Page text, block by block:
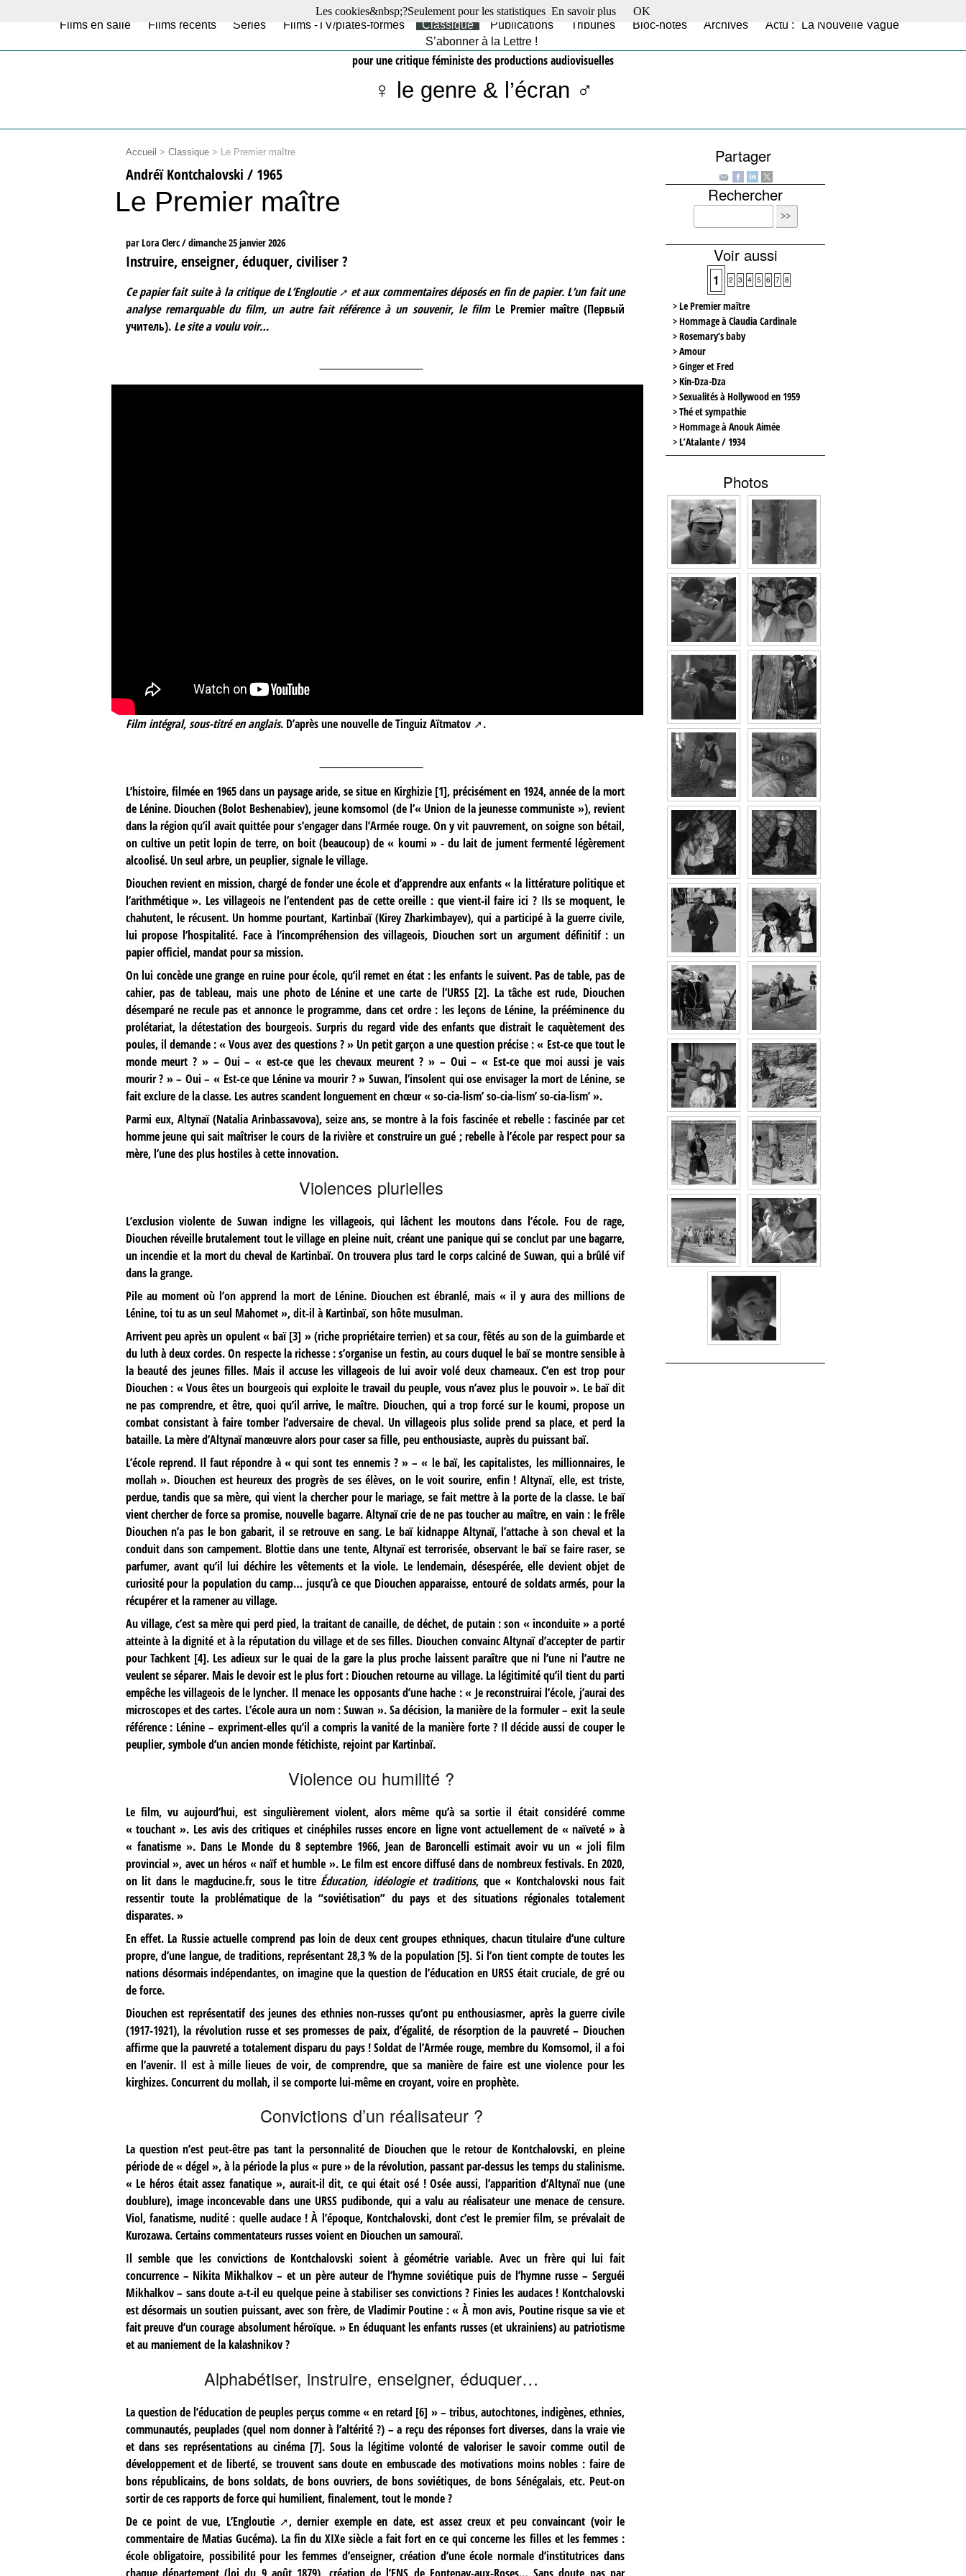
Films en salle Films récents Séries Films -TV/plates-formes Classique Publications Tribunes Bloc-notes Archives
Actu : "La Nouvelle Vague"
S’abonner à la Lettre !
pour une critique féministe des productions audiovisuelles
♀ le genre & l’écran ♂
Accueil > Classique> Le Premier maître
Andréï Kontchalovski / 1965
Le Premier maître
par Lora Clerc /dimanche 25 janvier 2026
Instruire, enseigner, éduquer, civiliser ?
Ce papier fait suite à la critique deL’Engloutie
et aux commentaires déposés en fin de papier. L’un fait une
analyse remarquable du film, un autre fait référence à un souvenir, le filmLe Premier maître (Первый
учитель). Le site a voulu voir…
Film intégral, sous-titré en anglais. D’après une nouvelle deTinguiz Aïtmatov .
L’histoire, filmée en 1965 dans un paysage aride, se situe en Kirghizie[1], précisément en 1924, année de la mort
de Lénine. Diouchen (Bolot Beshenabiev), jeune komsomol (de l’« Union de la jeunesse communiste »), revient
dans la région qu’il avait quittée pour s’engager dans l’Armée rouge. On y vit pauvrement, on soigne son bétail,
on cultive un petit lopin de terre, on boit (beaucoup) de « koumi » - du lait de jument fermenté légèrement
alcoolisé. Un seul arbre, un peuplier, signale le village.
Diouchen revient en mission, chargé de fonder une école et d’apprendre aux enfants « la littérature politique et
l’arithmétique ». Les villageois ne l’entendent pas de cette oreille : que vient-il faire ici ? Ils se moquent, le
chahutent, le récusent. Un homme pourtant, Kartinbaï (Kirey Zharkimbayev), qui a participé à la guerre civile,
lui propose l’hospitalité. Face à l’incompréhension des villageois, Diouchen sort un argument définitif : un
papier officiel, mandat pour sa mission.
On lui concède une grange en ruine pour école, qu’il remet en état : les enfants le suivent. Pas de table, pas de
cahier, pas de tableau, mais une photo de Lénine et une carte de l’URSS[2]. La tâche est rude, Diouchen
désemparé ne recule pas et annonce le programme, dans cet ordre : les leçons de Lénine, la prééminence du
prolétariat, la détestation des bourgeois. Surpris du regard vide des enfants que distrait le caquètement des
poules, il demande : « Vous avez des questions ? » Un petit garçon a une question précise : « Est-ce que tout le
monde meurt ? » – Oui – « est-ce que les chevaux meurent ? » – Oui – « Est-ce que moi aussi je vais
mourir ? » – Oui – « Est-ce que Lénine va mourir ? » Suwan, l’insolent qui ose envisager la mort de Lénine, se
fait exclure de la classe. Les autres scandent longuement en chœur « so-cia-lism’ so-cia-lism’ so-cia-lism’ ».
Parmi eux, Altynaï (Natalia Arinbassavova), seize ans, se montre à la fois fascinée et rebelle : fascinée par cet
homme jeune qui sait maîtriser le cours de la rivière et construire un gué ; rebelle à l’école par respect pour sa
mère, l’une des plus hostiles à cette innovation.
Violences plurielles
L’exclusion violente de Suwan indigne les villageois, qui lâchent les moutons dans l’école. Fou de rage,
Diouchen réveille brutalement tout le village en pleine nuit, créant une panique qui se conclut par une bagarre,
un incendie et la mort du cheval de Kartinbaï. On trouvera plus tard le corps calciné de Suwan, qui a brûlé vif
dans la grange.
Pile au moment où l’on apprend la mort de Lénine. Diouchen est ébranlé, mais « il y aura des millions de
Lénine, toi tu as un seul Mahomet », dit-il à Kartinbaï, son hôte musulman.
Arrivent peu après un opulent « baï[3] » (riche propriétaire terrien) et sa cour, fêtés au son de la guimbarde et
du luth à deux cordes. On respecte la richesse : s’organise un festin, au cours duquel le baï se montre sensible à
la beauté des jeunes filles. Mais il accuse les villageois de lui avoir volé deux chameaux. C’en est trop pour
Diouchen : « Vous êtes un bourgeois qui exploite le travail du peuple, vous n’avez plus le pouvoir ». Le baï dit
ne pas comprendre, et être, quoi qu’il arrive, le maître. Diouchen, qui a trop forcé sur le koumi, propose un
combat consistant à faire tomber l’adversaire de cheval. Un villageois plus solide prend sa place, et perd la
bataille. La mère d’Altynaï manœuvre alors pour caser sa fille, peu enthousiaste, auprès du puissant baï.
L’école reprend. Il faut répondre à « qui sont tes ennemis ? » – « le baï, les capitalistes, les millionnaires, le
mollah ». Diouchen est heureux des progrès de ses élèves, on le voit sourire, enfin ! Altynaï, elle, est triste,
perdue, tandis que sa mère, qui vient la chercher pour le mariage, se fait mettre à la porte de la classe. Le baï
vient chercher de force sa promise, nouvelle bagarre. Altynaï crie de ne pas toucher au maître, en vain : le frêle
Diouchen n’a pas le bon gabarit, il se retrouve en sang. Le baï kidnappe Altynaï, l’attache à son cheval et la
conduit dans son campement. Blottie dans une tente, Altynaï est terrorisée, observant le baï se faire raser, se
parfumer, avant qu’il lui déchire les vêtements et la viole. Le lendemain, désespérée, elle devient objet de
curiosité pour la population du camp… jusqu’à ce que Diouchen apparaisse, entouré de soldats armés, pour la
récupérer et la ramener au village.
Au village, c’est sa mère qui perd pied, la traitant de canaille, de déchet, de putain : son « inconduite » a porté
atteinte à la dignité et à la réputation du village et de ses filles. Diouchen convainc Altynaï d’accepter de partir
pour Tachkent [4]. Les adieux sur le quai de la gare la plus proche laissent paraître que ni l’une ni l’autre ne
veulent se séparer. Mais le devoir est le plus fort : Diouchen retourne au village. La légitimité qu’il tient du parti
empêche les villageois de le lyncher. Il menace les opposants d’une hache : « Je reconstruirai l’école, j’aurai des
microscopes et des cartes. L’école aura un nom : Suwan ». Sa décision, la manière de la formuler – exit la seule
référence : Lénine – expriment-elles qu’il a compris la vanité de la manière forte ? Il décide aussi de couper le
peuplier, symbole d’un ancien monde fétichiste, rejoint par Kartinbaï.
Violence ou humilité ?
Le film, vu aujourd’hui, est singulièrement violent, alors même qu’à sa sortie il était considéré comme
« touchant ». Les avis des critiques et cinéphiles russes encore en ligne vont actuellement de « naïveté » à
« fanatisme ». Dans Le Monde du 8 septembre 1966, Jean de Baroncelli estimait avoir vu un « joli film
provincial », avec un héros « naïf et humble ». Le film est encore diffusé dans de nombreux festivals. En 2020,
on lit dans le magducine.fr, sous le titre Éducation, idéologie et traditions, que « Kontchalovski nous fait
ressentir toute la problématique de la “soviétisation” du pays et des situations régionales totalement
disparates. »
En effet. La Russie actuelle comprend pas loin de deux cent groupes ethniques, chacun titulaire d’une culture
propre, d’une langue, de traditions, représentant 28,3 % de la population[5]. Si l’on tient compte de toutes les
nations désormais indépendantes, on imagine que la question de l’éducation en URSS était cruciale, de gré ou
de force.
Diouchen est représentatif des jeunes des ethnies non-russes qu’ont pu enthousiasmer, après la guerre civile
(1917-1921), la révolution russe et ses promesses de paix, d’égalité, de résorption de la pauvreté – Diouchen
affirme que la pauvreté a totalement disparu du pays ! Soldat de l’Armée rouge, membre du Komsomol, il a foi
en l’avenir. Il est à mille lieues de voir, de comprendre, que sa manière de faire est une violence pour les
kirghizes. Concurrent du mollah, il se comporte lui-même en croyant, voire en prophète.
Convictions d’un réalisateur ?
La question n’est peut-être pas tant la personnalité de Diouchen que le retour de Kontchalovski, en pleine
période de « dégel », à la période la plus « pure » de la révolution, passant par-dessus les temps du stalinisme.
« Le héros était assez fanatique », aurait-il dit, ce qui était osé ! Osée aussi, l’apparition d’Altynaï nue (une
doublure), image inconcevable dans une URSS pudibonde, qui a valu au réalisateur une menace de censure.
Viol, fanatisme, nudité : quelle audace ! À l’époque, Kontchalovski, dont c’est le premier film, se prévalait de
Kurozawa. Certains commentateurs russes voient en Diouchen un samouraï.
Il semble que les convictions de Kontchalovski soient à géométrie variable. Avec un frère qui lui fait
concurrence – Nikita Mikhalkov – et un père auteur de l’hymne soviétique puis de l’hymne russe – Serguéi
Mikhalkov – sans doute a-t-il eu quelque peine à stabiliser ses convictions ? Finies les audaces ! Kontchalovski
est désormais un soutien puissant, avec son frère, de Vladimir Poutine : « À mon avis, Poutine risque sa vie et
fait preuve d’un courage absolument héroïque. » En éduquant les enfants russes (et ukrainiens) au patriotisme
et au maniement de la kalashnikov ?
Alphabétiser, instruire, enseigner, éduquer…
La question de l’éducation de peuples perçus comme « en retard [6] » – tribus, autochtones, indigènes, ethnies,
communautés, peuplades (quel nom donner à l’altérité ?) – a reçu des réponses fort diverses, dans la vraie vie
et dans ses représentations au cinéma[7]. Sous la légitime volonté de valoriser le savoir comme outil de
développement et de liberté, se trouvent sans doute en embuscade des motivations moins nobles : faire de
bons républicains, de bons soldats, de bons ouvriers, de bons soviétiques, de bons Sénégalais, etc. Peut-on
sortir de ces rapports de force qui humilient, finalement, tout le monde ?
De ce point de vue, L’Engloutie
, dernier exemple en date, est assez creux et peu convaincant (voir le
commentaire de Matias Gucéma). La fin du XIXe siècle a fait fort en ce qui concerne les filles et les femmes :
école obligatoire, possibilité pour les femmes d’enseigner, création d’une école normale d’institutrices dans
Partager
Rechercher
Voir aussi
1 2 3 4 5 6 7 8
> Le Premier maître
> Hommage à Claudia Cardinale
> Rosemary’s baby
> Amour
> Ginger et Fred
> Kin-Dza-Dza
> Sexualités à Hollywood en 1959
> Thé et sympathie
> Hommage à Anouk Aimée
> L’Atalante / 1934
Photos
Les cookies&nbsp;?Seulement pour les statistiques En savoir plus OK